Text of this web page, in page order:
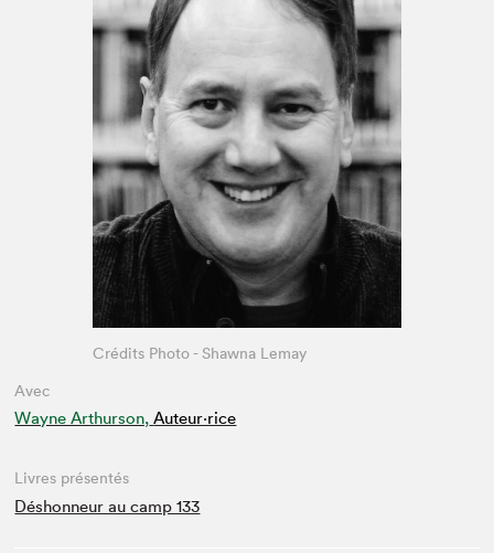
Avec
Wayne Arthurson, Auteur·rice
Crédits Photo - Shawna Lemay
Livres présentés
Déshonneur au camp 133